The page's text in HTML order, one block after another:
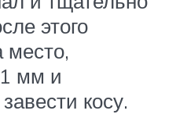
этого
место,
1 мм и
косу.